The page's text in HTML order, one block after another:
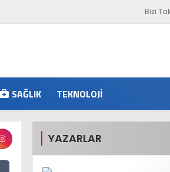
Bizi
SAĞLIK TEKNOLOJI
YAZARLAR